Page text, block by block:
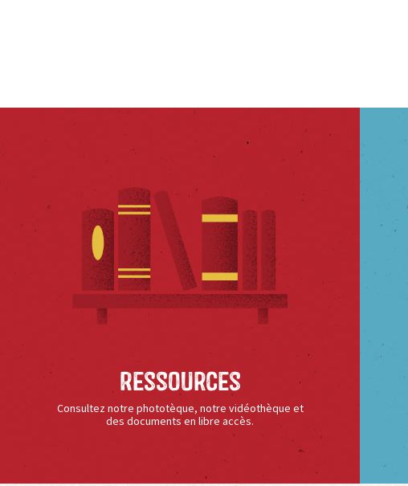
Ressources
Consultez notre phototèque, notre vidéothèque et
des documents en libre accès.